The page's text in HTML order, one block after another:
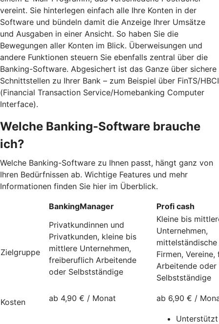
vereint. Sie hinterlegen einfach alle Ihre Konten in der
Software und bündeln damit die Anzeige Ihrer Umsätze
und Ausgaben in einer Ansicht. So haben Sie die
Bewegungen aller Konten im Blick. Überweisungen und
andere Funktionen steuern Sie ebenfalls zentral über die
Banking-Software. Abgesichert ist das Ganze über sichere
Schnittstellen zu Ihrer Bank – zum Beispiel über FinTS/HBCI
(Financial Transaction Service/Homebanking Computer
Interface).
Welche Banking-Software brauche
ich?
Welche Banking-Software zu Ihnen passt, hängt ganz von
Ihren Bedürfnissen ab. Wichtige Features und mehr
Informationen finden Sie hier im Überblick.
BankingManager Profi cash
Zielgruppe
Privatkundinnen und
Privatkunden, kleine bis
mittlere Unternehmen,
freiberuflich Arbeitende
oder Selbstständige
Kleine bis
Unternehmen,
Firmen,
Arbeitende oder
Selbstständige
Kosten ab 4,90 € / Monat ab 6,90 € /
Unterstützt